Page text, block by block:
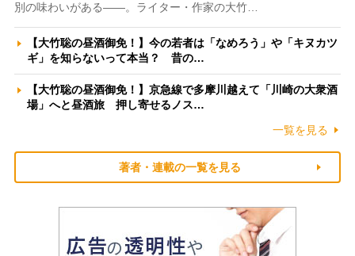
別の味わいがある――。ライター・作家の大竹…
【大竹聡の昼酒御免！】今の若者は「なめろう」や「キヌカツ
ギ」を知らないって本当？ 昔の…
【大竹聡の昼酒御免！】京急線で多摩川越えて「川崎の大衆酒
場」へと昼酒旅 押し寄せるノス…
一覧を見る
著者・連載の一覧を見る